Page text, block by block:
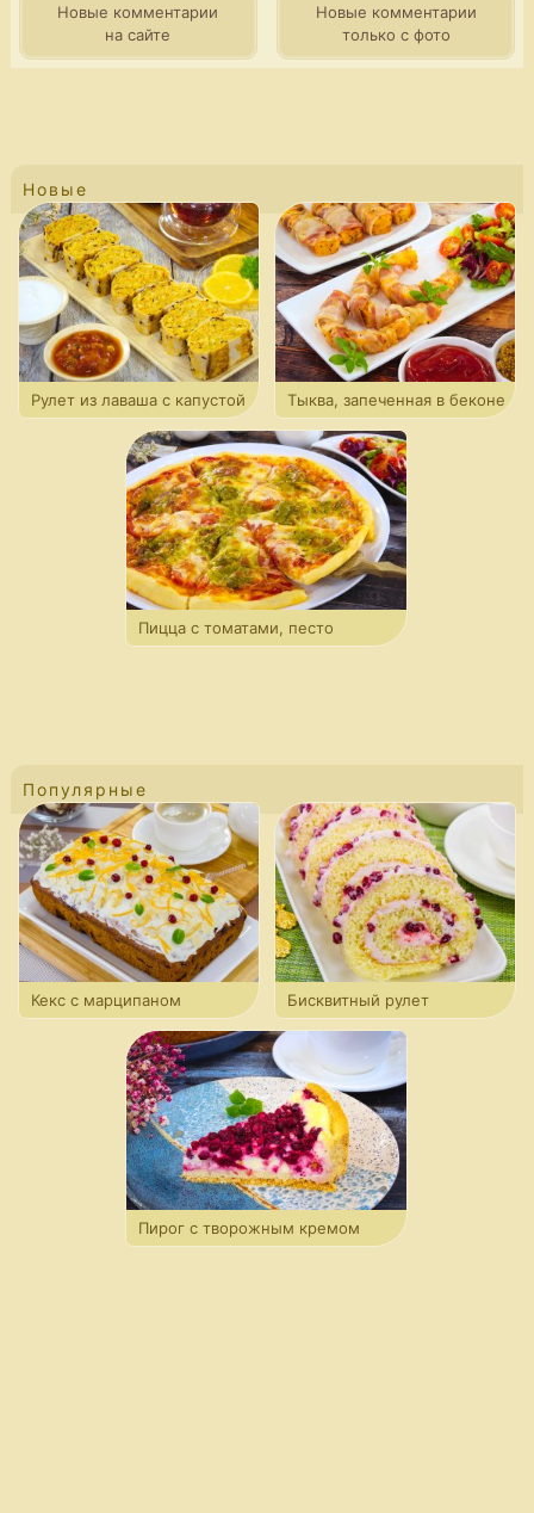
Новые комментарии
на сайте
Новые комментарии
только с фото
Новые
Рулет из лаваша с капустой Тыква, запеченная в беконе
Пицца с томатами, песто
Популярные
Кекс с марципаном
Бисквитный рулет
с брусничным суфле
Пирог с творожным кремом